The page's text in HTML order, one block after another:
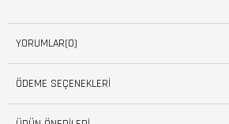
YORUMLAR(0)
ÖDEME SEÇENEKLERI